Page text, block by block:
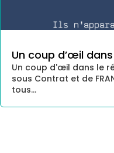
Un coup d’œil
Un coup d'œil dans le
sous Contrat et de
tous...